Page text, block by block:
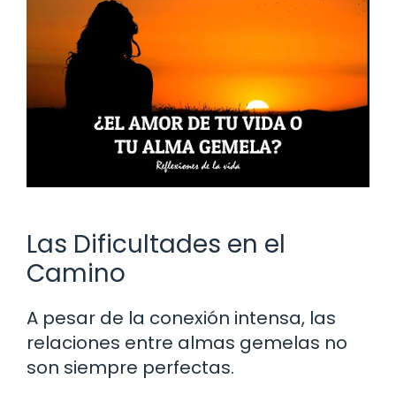
Las Dificultades en el
Camino
A pesar de la conexión intensa, las
relaciones entre almas gemelas no
son siempre perfectas.